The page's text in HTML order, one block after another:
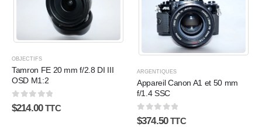
OBJECTIFS
Tamron FE 20 mm f/2.8 DI III
OSD M1:2
0sur 5
$214.00 TTC
ARGENTIQUES
Appareil Canon A1 et 50 mm
f/1.4 SSC
0sur 5
$374.50 TTC